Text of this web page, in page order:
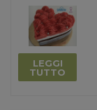
LEGGI
TUTTO